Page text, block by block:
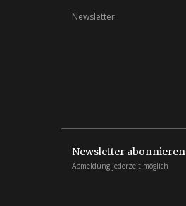
Newsletter
Newsletter abonnieren
Abmeldung jederzeit möglich